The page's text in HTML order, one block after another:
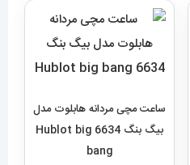
ساعت مچی مردانه هابلوت مدل
بیگ بنگ 6634 Hublot big
bang